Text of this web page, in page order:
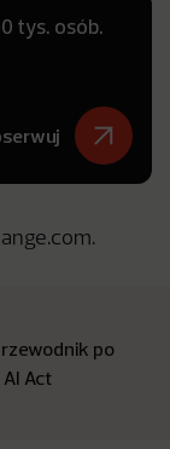
tys. osób.
po
Act